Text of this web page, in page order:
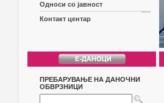
Односи со јавност
Контакт центар
ПРЕБАРУВАЊЕ НА ДАНОЧНИ
ОБВРЗНИЦИ